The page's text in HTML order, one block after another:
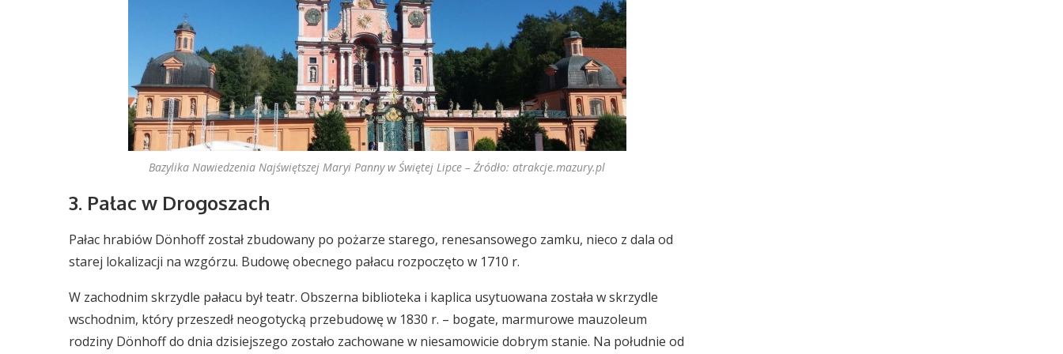
Bazylika Nawiedzenia Najświętszej Maryi Panny w Świętej Lipce – Źródło: atrakcje.mazury.pl
3. Pałac w Drogoszach
Pałac hrabiów Dönhoff został zbudowany po pożarze starego, renesansowego zamku, nieco z dala od
starej lokalizacji na wzgórzu. Budowę obecnego pałacu rozpoczęto w 1710 r.
W zachodnim skrzydle pałacu był teatr. Obszerna biblioteka i kaplica usytuowana została w skrzydle
wschodnim, który przeszedł neogotycką przebudowę w 1830 r. – bogate, marmurowe mauzoleum
rodziny Dönhoff do dnia dzisiejszego zostało zachowane w niesamowicie dobrym stanie. Na południe od